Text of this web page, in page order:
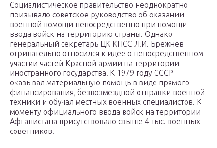
Социалистическое правительство неоднократно
призывало советское руководство об оказании
военной помощи непосредственно при помощи
ввода войск на территорию страны. Однако
генеральный секретарь ЦК КПСС Л.И. Брежнев
отрицательно относился к идее о непосредственном
участии частей Красной армии на территории
иностранного государства. К 1979 году СССР
оказывал материальную помощь в виде прямого
финансирования, безвозмездной отправки военной
техники и обучал местных военных специалистов. К
моменту официального ввода войск на территории
Афганистана присутствовало свыше 4 тыс. военных
советников.